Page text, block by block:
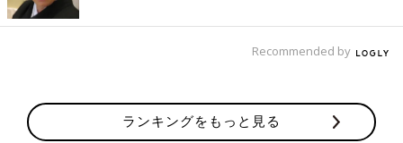
を自分たちのキッチンで再現し、食卓を囲む——そんな試行と発
見の連続が当たり前となっていきました。
Recommended by
ランキングをもっと見る